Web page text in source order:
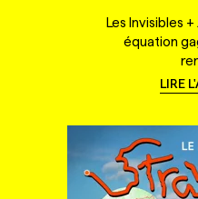
Les Invisibles
équation
LIRE